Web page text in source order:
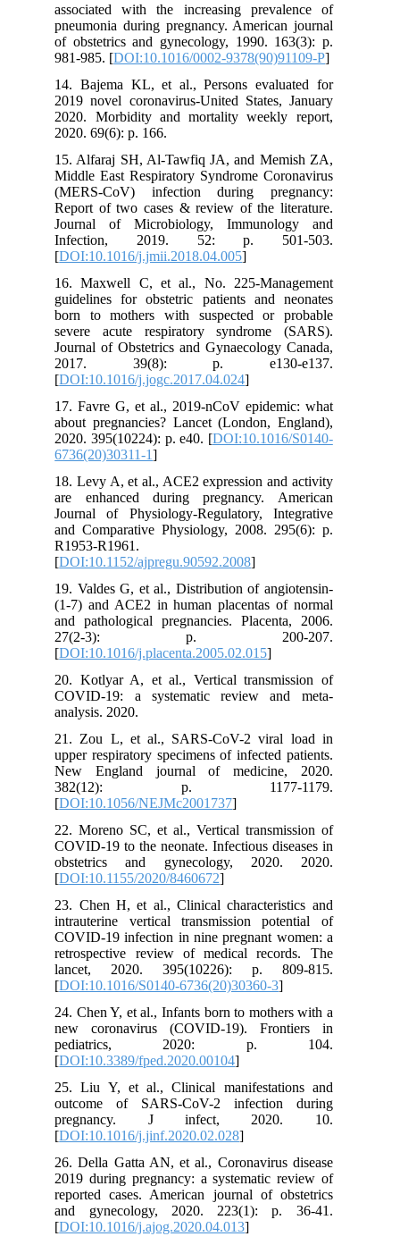
associated with the increasing prevalence of
pneumonia during pregnancy. American journal
of obstetrics and gynecology, 1990. 163(3): p.
981-985. [DOI:10.1016/0002-9378(90)91109-P
14. Bajema KL, et al., Persons evaluated for
2019 novel coronavirus-United States, January
2020. Morbidity and mortality weekly report,
2020. 69(6): p. 166.
15. Alfaraj SH, Al-Tawfiq JA, and Memish ZA,
Middle East Respiratory Syndrome Coronavirus
(MERS-CoV) infection during pregnancy:
Report of two cases & review of the literature.
Journal of Microbiology, Immunology and
Infection, 2019. 52: p. 501-503.
[DOI:10.1016/j.jmii.2018.04.005
16. Maxwell C, et al., No. 225-Management
guidelines for obstetric patients and neonates
born to mothers with suspected or probable
severe acute respiratory syndrome (SARS).
Journal of Obstetrics and Gynaecology Canada,
2017. 39(8): p. e130-e137.
[DOI:10.1016/j.jogc.2017.04.024
17. Favre G, et al., 2019-nCoV epidemic: what
about pregnancies? Lancet (London, England),
2020. 395(10224): p. e40. [DOI:10.1016/S0140-
6736(20)30311-1
18. Levy A, et al., ACE2 expression and activity
are enhanced during pregnancy. American
Journal of Physiology-Regulatory, Integrative
and Comparative Physiology, 2008. 295(6): p.
R1953-R1961.
[DOI:10.1152/ajpregu.90592.2008
19. Valdes G, et al., Distribution of angiotensin-
(1-7) and ACE2 in human placentas of normal
and pathological pregnancies. Placenta, 2006.
27(2-3): p. 200-207.
[DOI:10.1016/j.placenta.2005.02.015
20. Kotlyar A, et al., Vertical transmission of
COVID-19: a systematic review and meta-
analysis. 2020.
21. Zou L, et al., SARS-CoV-2 viral load in
upper respiratory specimens of infected patients.
New England journal of medicine, 2020.
382(12): p. 1177-1179.
[DOI:10.1056/NEJMc2001737
22. Moreno SC, et al., Vertical transmission of
COVID-19 to the neonate. Infectious diseases in
obstetrics and gynecology, 2020. 2020.
[DOI:10.1155/2020/8460672
23. Chen H, et al., Clinical characteristics and
intrauterine vertical transmission potential of
COVID-19 infection in nine pregnant women: a
retrospective review of medical records. The
lancet, 2020. 395(10226): p. 809-815.
[DOI:10.1016/S0140-6736(20)30360-3
24. Chen Y, et al., Infants born to mothers with a
new coronavirus (COVID-19). Frontiers in
pediatrics, 2020: p. 104.
[DOI:10.3389/fped.2020.00104
25. Liu Y, et al., Clinical manifestations and
outcome of SARS-CoV-2 infection during
pregnancy. J infect, 2020. 10.
[DOI:10.1016/j.jinf.2020.02.028
26. Della Gatta AN, et al., Coronavirus disease
2019 during pregnancy: a systematic review of
reported cases. American journal of obstetrics
and gynecology, 2020. 223(1): p. 36-41.
[DOI:10.1016/j.ajog.2020.04.013